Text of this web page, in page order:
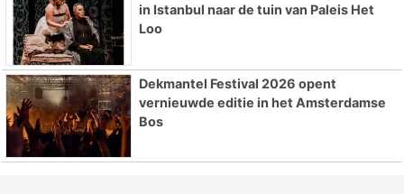
in Istanbul naar de tuin van Paleis Het
Loo
Dekmantel Festival 2026 opent
vernieuwde editie in het Amsterdamse
Bos